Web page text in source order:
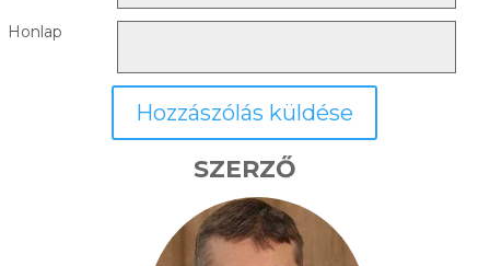
Honlap
SZERZŐ